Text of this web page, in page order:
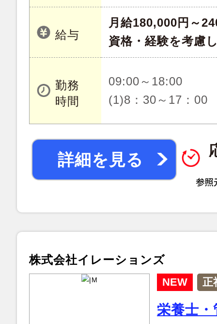
給与
月給180,000円～
資格・経験を考慮
勤務
時間
09:00～18:00
(1)8：30～17：00
詳細を見る
株式会社イレーションズ
NEW 正
栄養士